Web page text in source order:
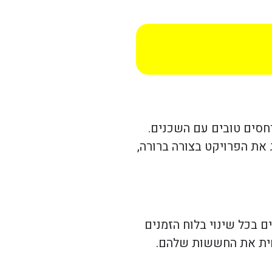
טובים עם השכנים.
הפרויקט בצורה ברורה,
שינוי בלוח הזמנים
את החששות שלהם.